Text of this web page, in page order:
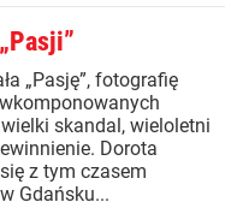
„Pasję”, fotografię
skandal, wieloletni
Dorota
z tym czasem
Gdańsku...